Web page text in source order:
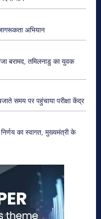
अभियान
बरामद, तमिलनाडु का युवक
समय पर पहुंचाया परीक्षा केंद्र
का स्वागत, मुख्यमंत्री के